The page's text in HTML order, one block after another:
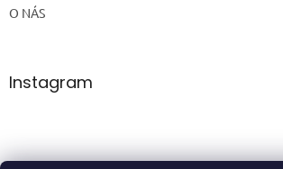
O NÁS
Instagram